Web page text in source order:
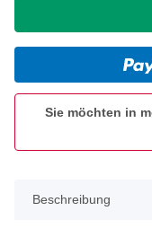
Sie möchten in
Beschreibung